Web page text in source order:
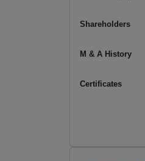
Shareholders
M & A History
Certificates